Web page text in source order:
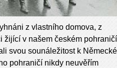
z vlastního domova, z
žijící v našem českém pohraničí
svou sounáležitost k Německé
pohraničí nikdy neuvěřím